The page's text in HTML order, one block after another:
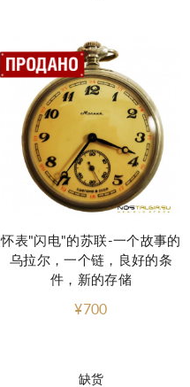
缺货
怀表"闪电"的苏联-一个故事的
乌拉尔，一个链，良好的条
件，新的存储
¥700